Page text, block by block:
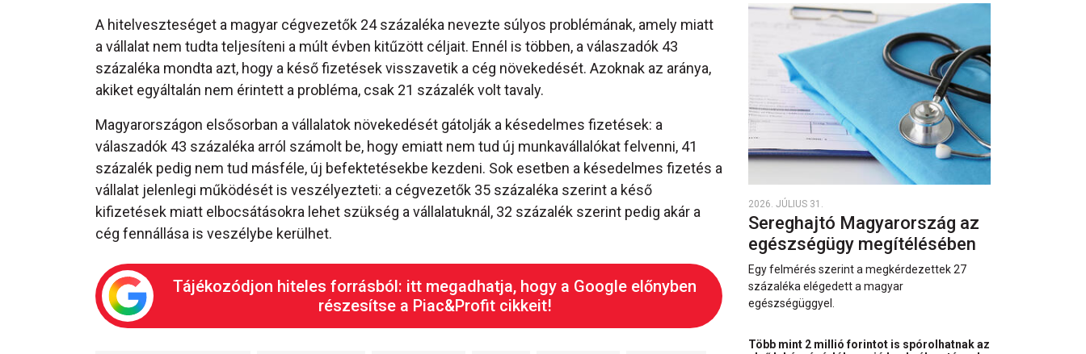
A hitelveszteséget a magyar cégvezetők 24 százaléka nevezte súlyos problémának, amely miatt
a vállalat nem tudta teljesíteni a múlt évben kitűzött céljait. Ennél is többen, a válaszadók 43
százaléka mondta azt, hogy a késő fizetések visszavetik a cég növekedését. Azoknak az aránya,
akiket egyáltalán nem érintett a probléma, csak 21 százalék volt tavaly.
Magyarországon elsősorban a vállalatok növekedését gátolják a késedelmes fizetések: a
válaszadók 43 százaléka arról számolt be, hogy emiatt nem tud új munkavállalókat felvenni, 41
százalék pedig nem tud másféle, új befektetésekbe kezdeni. Sok esetben a késedelmes fizetés a
vállalat jelenlegi működését is veszélyezteti: a cégvezetők 35 százaléka szerint a késő
kifizetések miatt elbocsátásokra lehet szükség a vállalatuknál, 32 százalék szerint pedig akár a
cég fennállása is veszélybe kerülhet.
Tájékozódjon hiteles forrásból: itt megadhatja, hogy a Google előnyben
részesítse a Piac&Profit cikkeit!
2026. JÚLIUS 31.
Sereghajtó Magyarország az
egészségügy megítélésében
Egy felmérés szerint a megkérdezettek 27
százaléka elégedett a magyar
egészségüggyel.
Több mint 2 millió forintot is spórolhatnak az